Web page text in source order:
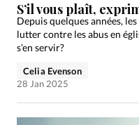
S’il vous plaît,
Depuis quelques années,
lutter contre les abus en
s’en servir?
Celia Evenson
28 Jan 2025